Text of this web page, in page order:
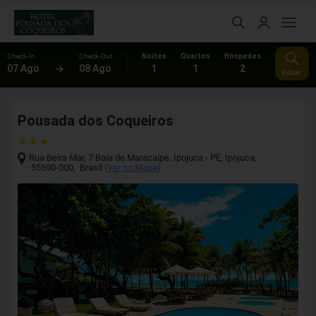
Check-In
07 Ago
Check-Out
08 Ago
Noites
1
Quartos
1
Hóspedes
2 Editar
Pousada dos Coqueiros
Rua Beira Mar, 7 Baía de Maracaípe, Ipojuca - PE, Ipojuca,
55590-000, Brasil (Ver no Mapa)